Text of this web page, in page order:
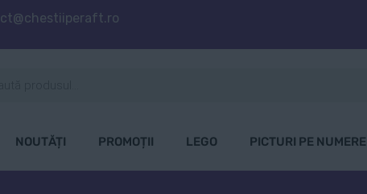
NOUTĂȚI PROMOȚII LEGO PICTURI PE NUMERE